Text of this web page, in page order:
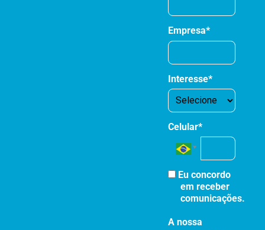
Empresa*
Interesse*
Celular*
Eu concordo
em receber
comunicações.
A nossa